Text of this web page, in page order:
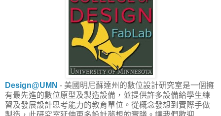
Design@UMN - 美國明尼蘇達州的數位設計研究室是一個擁
有最先進的數位原型及製造設備，並提供許多設備給學生練
習及發展設計思考能力的教育單位。從概念發想到實際手做